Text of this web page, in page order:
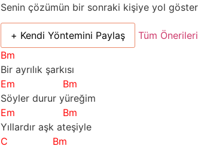
Senin çözümün bir sonraki kişiye yol
+ Kendi Yöntemini Paylaş
Tüm
Bm
Bir ayrılık şarkısı
Em
Bm
Söyler durur yüreğim
Em
Bm
Yıllardır aşk ateşiyle
C
Bm